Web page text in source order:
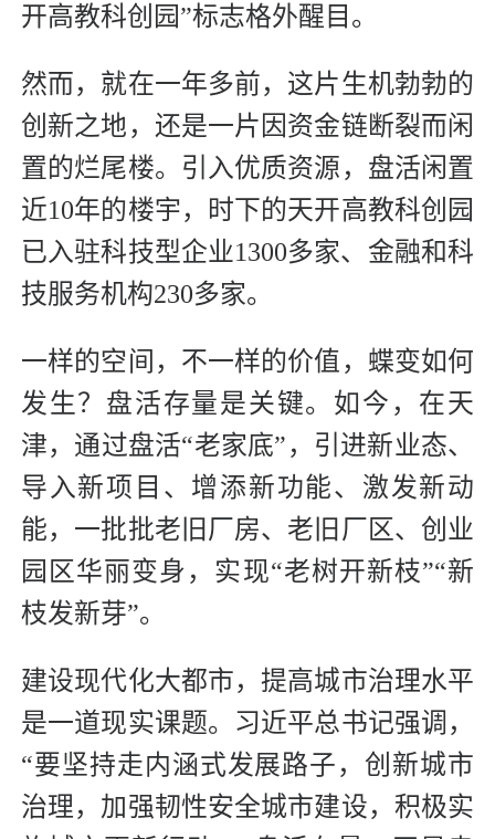
开高教科创园”标志格外醒目。
然而，就在一年多前，这片生机勃勃的
创新之地，还是一片因资金链断裂而闲
置的烂尾楼。引入优质资源，盘活闲置
近10年的楼宇，时下的天开高教科创园
已入驻科技型企业1300多家、金融和科
技服务机构230多家。
一样的空间，不一样的价值，蝶变如何
发生？盘活存量是关键。如今，在天
津，通过盘活“老家底”，引进新业态、
导入新项目、增添新功能、激发新动
能，一批批老旧厂房、老旧厂区、创业
园区华丽变身，实现“老树开新枝”“新
枝发新芽”。
建设现代化大都市，提高城市治理水平
是一道现实课题。习近平总书记强调，
“要坚持走内涵式发展路子，创新城市
治理，加强韧性安全城市建设，积极实